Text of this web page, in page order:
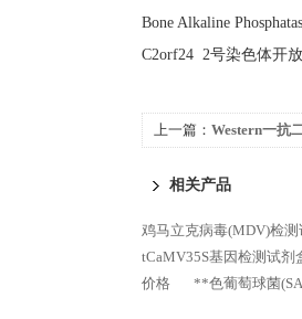
Bone Alkaline
C2orf24 2号染色体开
上一篇： Western一抗
相关产品
鸡马立克病毒(MDV)检测
tCaMV35S基因检测试剂
价格
**色葡萄球菌